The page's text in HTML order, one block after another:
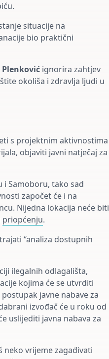
situacije na
bio praktični
ignorira zahtjev
okoliša i zdravlja ljudi u
s projektnim aktivnostima
objaviti javni natječaj za
i Samoboru, tako sad
započet će i na
Nijedna lokacija neće biti
priopćenju.
“analiza dostupnih
ilegalnih odlagališta,
kojima će se utvrditi
javne nabave za
izvođač će u roku od
uslijediti javna nabava za
neko vrijeme zagađivati